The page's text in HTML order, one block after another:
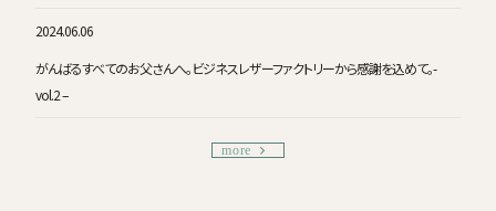
2024.06.06
がんばるすべてのお父さんへ。ビジネスレザーファクトリーから感謝を込めて。-
vol.2 –
more